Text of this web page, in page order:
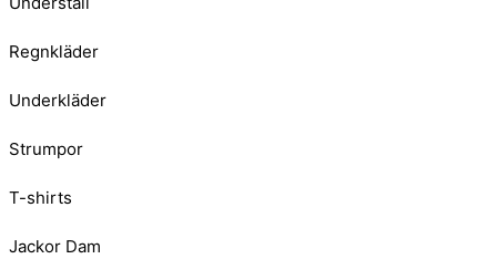
Regnkläder
Underkläder
Strumpor
T-shirts
Jackor Dam